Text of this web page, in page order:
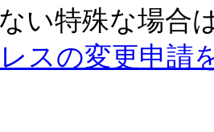
い特殊な場合
スの変更申請